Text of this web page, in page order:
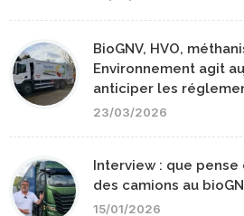
BioGNV, HVO,
Environnement agit
anticiper les
23/03/2026
Interview : que
des camions au
15/01/2026